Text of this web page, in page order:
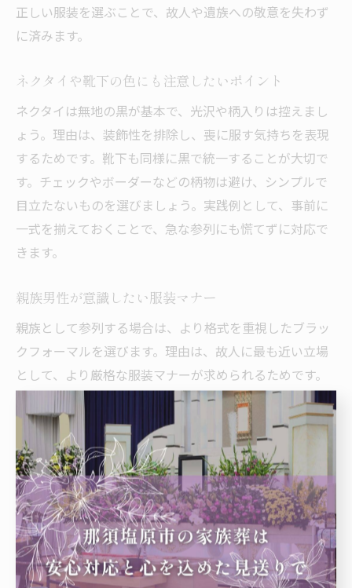
正しい服装を選ぶことで、故人や遺族への敬意を失わず
に済みます。
ネクタイや靴下の色にも注意したいポイント
ネクタイは無地の黒が基本で、光沢や柄入りは控えまし
ょう。理由は、装飾性を排除し、喪に服す気持ちを表現
するためです。靴下も同様に黒で統一することが大切で
す。チェックやボーダーなどの柄物は避け、シンプルで
目立たないものを選びましょう。実践例として、事前に
一式を揃えておくことで、急な参列にも慌てずに対応で
きます。
親族男性が意識したい服装マナー
親族として参列する場合は、より格式を重視したブラッ
クフォーマルを選びます。理由は、故人に最も近い立場
として、より厳格な服装マナーが求められるためです。
具体的には、ジャケットとパンツは同じ生地・色で揃
え、ベルトや時計も黒で統一します。身だしなみを整え
ることが信頼や安心感につながりますので、事前準備を
徹底しましょう。
葬儀でのアクセサリーの扱い方に続く解説
男性の場合、葬儀でのアクセサリー着用は最小限に抑え
ることがマナーです。結婚指輪のみ許容されるのが一般